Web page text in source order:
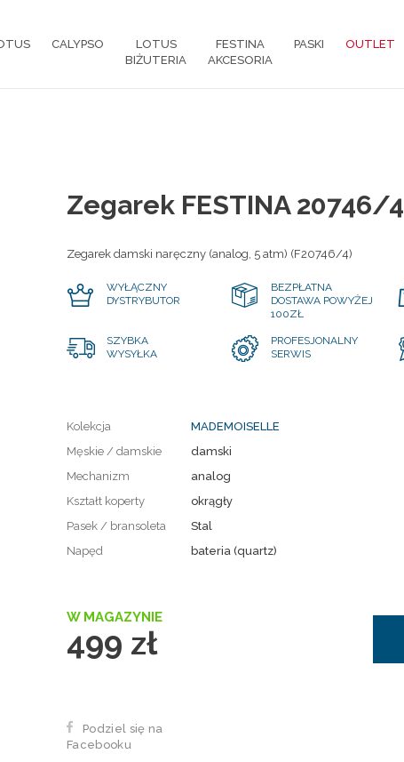
CALYPSO
LOTUS
BIŻUTERIA
FESTINA
AKCESORIA
PASKI OUTLET
Zegarek FESTINA 20746/4
Zegarek damski naręczny (analog, 5 atm) (F20746/4)
WYŁĄCZNY
DYSTRYBUTOR
BEZPŁATNA
DOSTAWA POWYŻEJ
100ZŁ
SZYBKA
WYSYŁKA
PROFESJONALNY
SERWIS
Kolekcja
MADEMOISELLE
Męskie / damskie
damski
Mechanizm
analog
Kształt koperty
okrągły
Pasek / bransoleta
Stal
Napęd
bateria (quartz)
W MAGAZYNIE
499 zł
Podziel się na
Facebooku